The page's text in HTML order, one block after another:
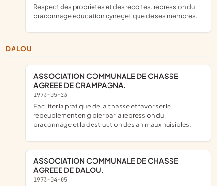
respect des proprietes et des recoltes. repression du
braconnage education cynegetique de ses membres.
DALOU
ASSOCIATION COMMUNALE DE CHASSE
AGREEE DE CRAMPAGNA.
1973-05-23
Faciliter la pratique de la chasse et favoriser le
repeuplement en gibier par la repression du
braconnage et la destruction des animaux nuisibles.
ASSOCIATION COMMUNALE DE CHASSE
AGREEE DE DALOU.
1973-04-05